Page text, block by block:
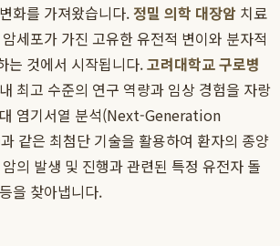
화를 가져왔습니다. 정밀 의학 대장암 치료
세포가 가진 고유한 유전적 변이와 분자적
는 것에서 시작됩니다.고려대학교 구로병
최고 수준의 연구 역량과 임상 경험을 자랑
염기서열 분석(Next-Generation
같은 최첨단 기술을 활용하여 환자의 종양
의 발생 및 진행과 관련된 특정 유전자 돌
을 찾아냅니다.